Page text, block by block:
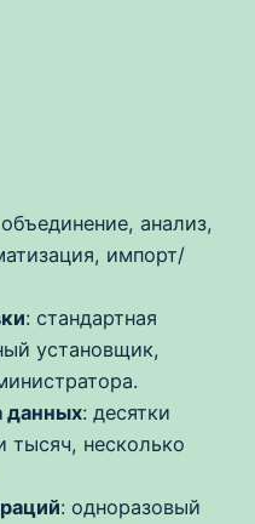
анализ,
импорт/
: стандартная
установщик,
данных: десятки
тысяч, несколько
: одноразовый